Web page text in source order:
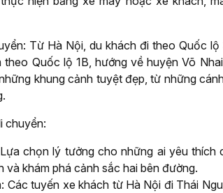
Từ Hà Nội, du khách đi theo Quốc
theo Quốc lộ 1B, hướng về huyện Võ
khung cảnh tuyệt đẹp, từ những
chuyển:
chọn lý tưởng cho những ai yêu thích
và khám phá cảnh sắc hai bên đường.
Các tuyến xe khách từ Hà Nội đi Thái